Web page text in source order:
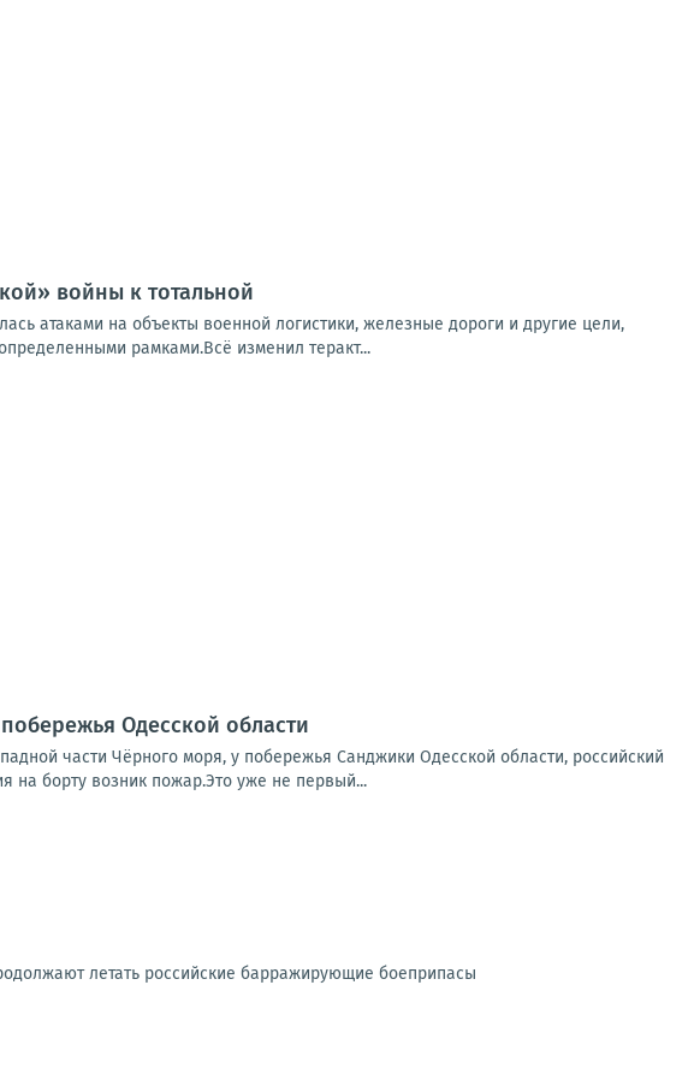
войны к тотальной
атаками на объекты военной логистики, железные дороги и другие цели,
рамками.Всё изменил теракт...
Одесской области
части Чёрного моря, у побережья Санджики Одесской области, российский
на борту возник пожар.Это уже не первый...
летать российские барражирующие боеприпасы